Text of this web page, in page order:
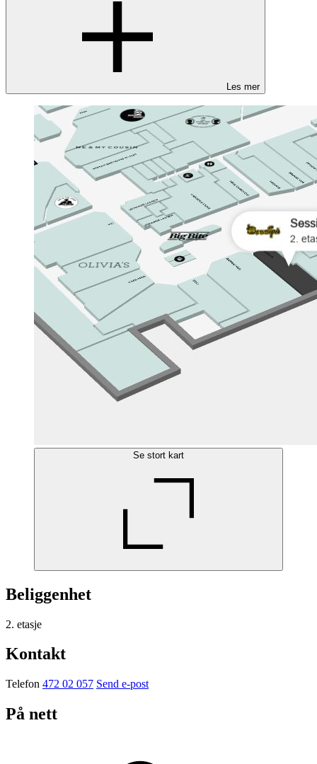
Les mer
Se stort kart
Beliggenhet
2. etasje
Kontakt
Telefon 472 02 057 Send e-post
På nett